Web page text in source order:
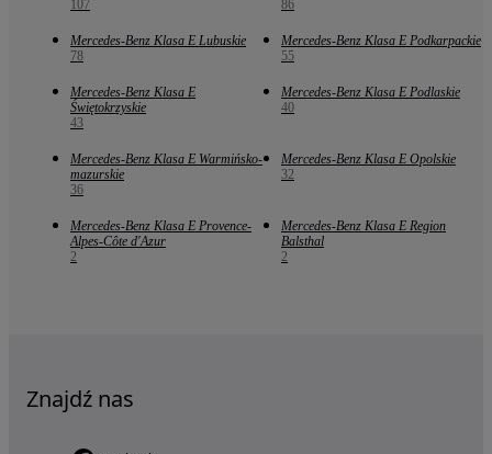
107
86
Mercedes-Benz Klasa E Lubuskie
78
Mercedes-Benz Klasa E Podkarpackie
55
Mercedes-Benz Klasa E
Świętokrzyskie
43
Mercedes-Benz Klasa E Podlaskie
40
Mercedes-Benz Klasa E Warmińsko-
mazurskie
36
Mercedes-Benz Klasa E Opolskie
32
Mercedes-Benz Klasa E Provence-
Alpes-Côte d'Azur
2
Mercedes-Benz Klasa E Region
Balsthal
2
Znajdź nas